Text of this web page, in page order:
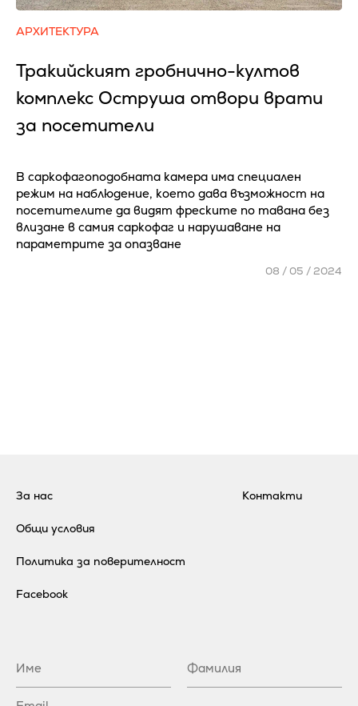
АРХИТЕКТУРА
Тракийският гробнично-култов
комплекс Оструша отвори врати
за посетители
В саркофагоподобната камера има специален
режим на наблюдение, което дава възможност на
посетителите да видят фреските по тавана без
влизане в самия саркофаг и нарушаване на
параметрите за опазване
08 / 05 / 2024
За нас
Общи условия
Политика за поверителност
Контакти
Facebook